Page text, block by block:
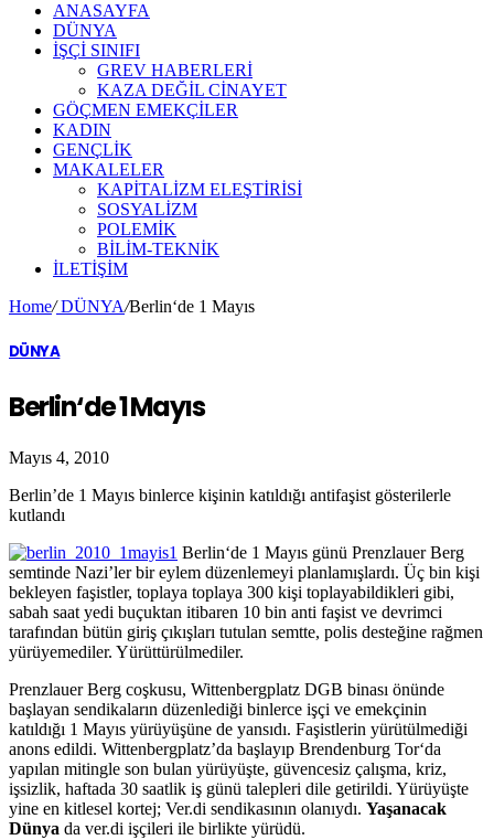
ANASAYFA
DÜNYA
İŞÇİ SINIFI
GREV HABERLERİ
KAZA DEĞİL CİNAYET
GÖÇMEN EMEKÇİLER
KADIN
GENÇLİK
MAKALELER
KAPİTALİZM ELEŞTİRİSİ
SOSYALİZM
POLEMİK
BİLİM-TEKNİK
ILETIŞIM
Home/DÜNYA/Berlin‘de 1 Mayıs
DÜNYA
Berlin‘de 1 Mayıs
Mayıs 4, 2010
Berlin’de 1 Mayıs binlerce kişinin katıldığı antifaşist gösterilerle
kutlandı
Berlin‘de 1 Mayıs günü Prenzlauer Berg
semtinde Nazi’ler bir eylem düzenlemeyi planlamışlardı. Üç bin kişi
bekleyen faşistler, toplaya toplaya 300 kişi toplayabildikleri gibi,
sabah saat yedi buçuktan itibaren 10 bin anti faşist ve devrimci
tarafından bütün giriş çıkışları tutulan semtte, polis desteğine rağmen
yürüyemediler. Yürüttürülmediler.
Prenzlauer Berg coşkusu, Wittenbergplatz DGB binası önünde
başlayan sendikaların düzenlediği binlerce işçi ve emekçinin
katıldığı 1 Mayıs yürüyüşüne de yansıdı. Faşistlerin yürütülmediği
anons edildi. Wittenbergplatz’da başlayıp Brendenburg Tor‘da
yapılan mitingle son bulan yürüyüşte, güvencesiz çalışma, kriz,
işsizlik, haftada 30 saatlik iş günü talepleri dile getirildi. Yürüyüşte
yine en kitlesel kortej; Ver.di sendikasının olanıydı. Yaşanacak
Dünya da ver.di işçileri ile birlikte yürüdü.